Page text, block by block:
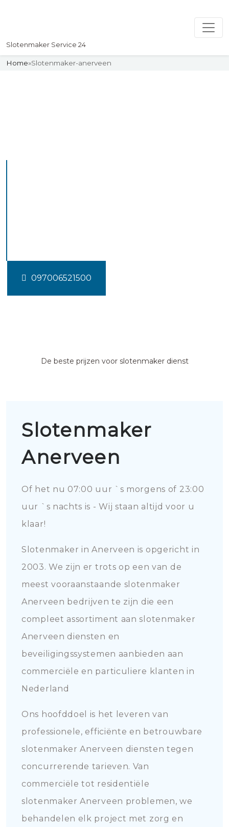
Slotenmaker Service 24
Home»Slotenmaker-anerveen
097006521500
De beste prijzen voor slotenmaker dienst
Slotenmaker
Anerveen
Of het nu 07:00 uur `s morgens of 23:00
uur `s nachts is - Wij staan altijd voor u
klaar!
Slotenmaker in Anerveen is opgericht in
2003. We zijn er trots op een van de
meest vooraanstaande slotenmaker
Anerveen bedrijven te zijn die een
compleet assortiment aan slotenmaker
Anerveen diensten en
beveiligingssystemen aanbieden aan
commerciële en particuliere klanten in
Nederland
Ons hoofddoel is het leveren van
professionele, efficiënte en betrouwbare
slotenmaker Anerveen diensten tegen
concurrerende tarieven. Van
commerciële tot residentiële
slotenmaker Anerveen problemen, we
behandelen elk project met zorg en